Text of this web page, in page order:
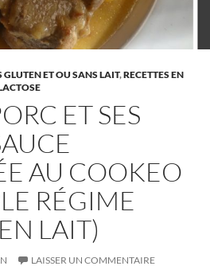
ET OU SANS LAIT,RECETTES EN
ET SES
AU COOKEO
RÉGIME
LAIT)
LAISSER UN COMMENTAIRE